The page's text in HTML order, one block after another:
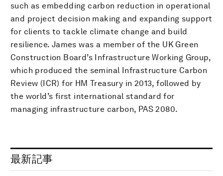
such as embedding carbon reduction in operational
and project decision making and expanding support
for clients to tackle climate change and build
resilience. James was a member of the UK Green
Construction Board’s Infrastructure Working Group,
which produced the seminal Infrastructure Carbon
Review (ICR) for HM Treasury in 2013, followed by
the world’s first international standard for
managing infrastructure carbon, PAS 2080.
最新記事